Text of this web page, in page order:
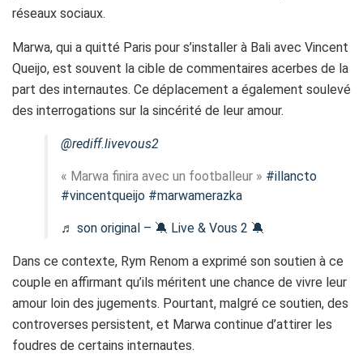
réseaux sociaux.
Marwa, qui a quitté Paris pour s’installer à Bali avec Vincent
Queijo, est souvent la cible de commentaires acerbes de la
part des internautes. Ce déplacement a également soulevé
des interrogations sur la sincérité de leur amour.
@rediff.livevous2
« Marwa finira avec un footballeur » #illancto
#vincentqueijo #marwamerazka
♬ son original – 🔕 Live & Vous 2 🔕
Dans ce contexte, Rym Renom a exprimé son soutien à ce
couple en affirmant qu’ils méritent une chance de vivre leur
amour loin des jugements. Pourtant, malgré ce soutien, des
controverses persistent, et Marwa continue d’attirer les
foudres de certains internautes.